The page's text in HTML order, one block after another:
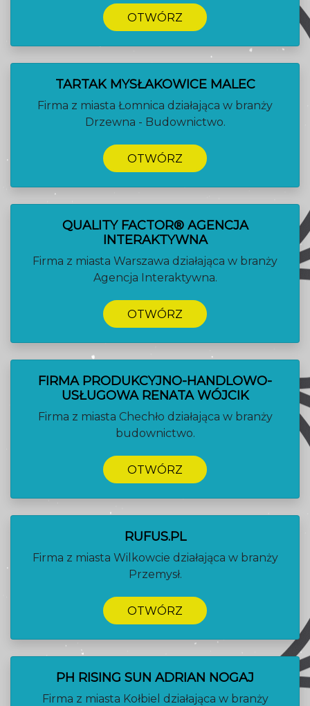
OTWÓRZ
TARTAK MYSŁAKOWICE MALEC
Firma z miasta Łomnica działająca w branży
Drzewna - Budownictwo.
OTWÓRZ
QUALITY FACTOR® AGENCJA
INTERAKTYWNA
Firma z miasta Warszawa działająca w branży
Agencja Interaktywna.
OTWÓRZ
FIRMA PRODUKCYJNO-HANDLOWO-
USŁUGOWA RENATA WÓJCIK
Firma z miasta Chechło działająca w branży
budownictwo.
OTWÓRZ
RUFUS.PL
Firma z miasta Wilkowcie działająca w branży
Przemysł.
OTWÓRZ
PH RISING SUN ADRIAN NOGAJ
Firma z miasta Kołbiel działająca w branży